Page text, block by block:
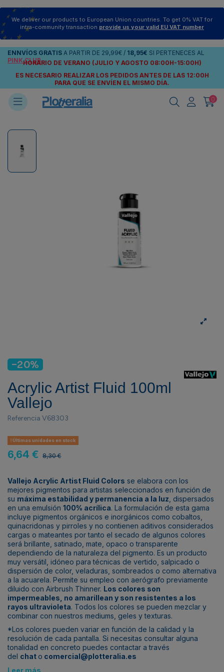
We deliver our products to European Union countries. To get 0% VAT for
intra-community transaction provide us your valid EU VAT number
ENNVÍOS GRATIS A PARTIR DE 29,99€ / 18,95€ SI PERTENECES AL
PINK CLUB
HORARIO DE VERANO (JULIO Y AGOSTO 08:00H-15:00H)
ES NECESARIO REALIZAR LOS PEDIDOS ANTES DE LAS 12:00H
PARA QUE SE ENVÍEN EL MISMO DÍA.
0
-20%
Acrylic Artist Fluid 100ml
Vallejo
Referencia V68303
Últimas unidades en stock
6,64 € 8,30 €
Vallejo Acrylic Artist Fluid Colors se elabora con los
mejores pigmentos para artistas seleccionados en función de
su máxima estabilidad y permanencia a la luz , dispersados
en una emulsión 100% acrílica. La formulación de esta gama
incluye pigmentos orgánicos e inorgánicos como cobaltos,
quinacridonas y pirroles y no contienen aditivos considerados
cargas o mateantes por tanto el secado de algunos colores
será brillante, satinado, mate, opaco o transparente
dependiendo de la naturaleza del pigmento. Es un producto
muy versátil, idóneo para técnicas de vertido, salpicado o
dispersión de color, veladuras, sombreados o como alternativa
a la acuarela. Permite su empleo con aerógrafo previamente
diluido con Airbrush Thinner. Los colores son
impermeables, no amarillean y son resistentes a los
rayos ultravioleta. Todos los colores se pueden mezclar y
combinar con nuestros mediums, geles y texturas.
*Los colores pueden variar en función de la calidad y la
resolución de cada pantalla. Si necesitas consultar alguna
tonalidad en concreto puedes contactar a través
del chat o comercial@plotteralia.es
Leer más